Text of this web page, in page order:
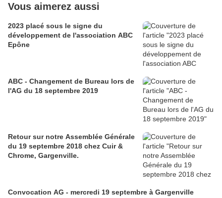
Vous aimerez aussi
2023 placé sous le signe du
développement de l'association ABC
Epône
ABC - Changement de Bureau lors de
l'AG du 18 septembre 2019
Retour sur notre Assemblée Générale
du 19 septembre 2018 chez Cuir &
Chrome, Gargenville.
Convocation AG - mercredi 19 septembre à Gargenville